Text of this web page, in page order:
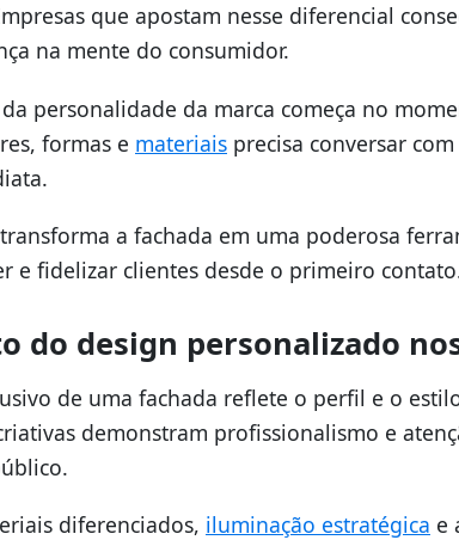
que apostam nesse diferencial
na mente do consumidor.
personalidade da marca começa no
formas e materiais precisa conversar
a fachada em uma poderosa
e fidelizar clientes desde o primeiro
do design personalizado
de uma fachada reflete o perfil e o
demonstram profissionalismo e
diferenciados, iluminação estratégica e